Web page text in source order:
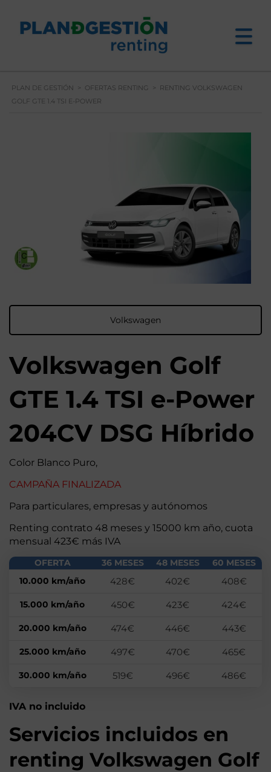
PLAN DE GESTIÓN > OFERTAS RENTING > RENTING VOLKSWAGEN
GOLF GTE 1.4 TSI E-POWER
Volkswagen
Volkswagen Golf
GTE 1.4 TSI e-Power
204CV DSG Híbrido
Color Blanco Puro,
CAMPAÑA FINALIZADA
Para particulares, empresas y autónomos
Renting contrato 48 meses y 15000 km año, cuota
mensual 423€ más IVA
OFERTA 36 MESES 48 MESES
60 MESES
10.000 km/año
428€ 402€ 408€
15.000 km/año 450€ 423€ 424€
20.000 km/año 474€ 446€ 443€
25.000 km/año 497€ 470€ 465€
30.000 km/año 519€ 496€ 486€
IVA no incluido
Servicios incluidos en
renting Volkswagen Golf